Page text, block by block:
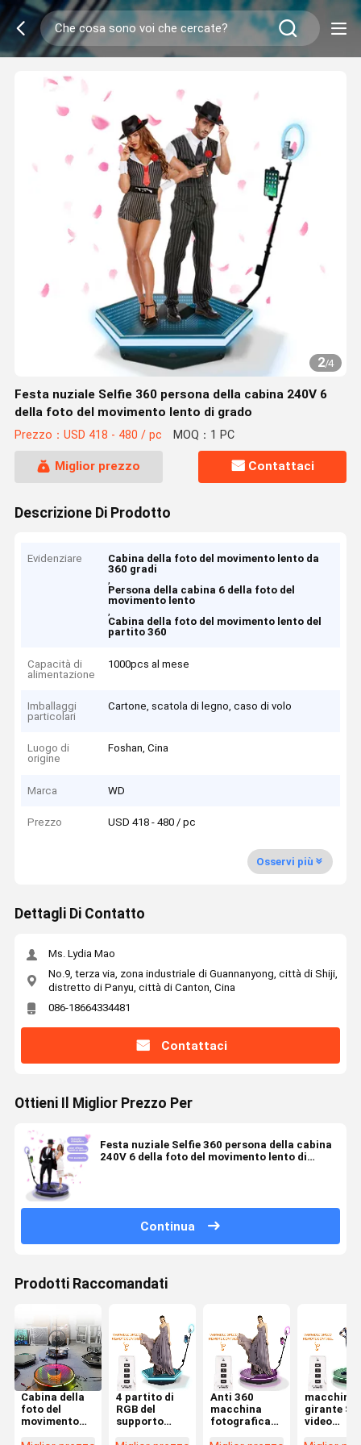
2/4
Festa nuziale Selfie 360 persona della cabina 240V 6
della foto del movimento lento di grado
Prezzo：USD 418 - 480 / pc MOQ：1 PC
Miglior prezzo Contattaci
Descrizione Di Prodotto
Evidenziare
Cabina della foto del movimento lento da
360 gradi
,
Persona della cabina 6 della foto del
movimento lento
,
Cabina della foto del movimento lento del
partito 360
Capacità di
alimentazione
1000pcs al mese
Imballaggi
particolari
Cartone, scatola di legno, caso di volo
Luogo di
origine
Foshan, Cina
Marca WD
Prezzo USD 418 - 480 / pc
Osservi più
Dettagli Di Contatto
Ms. Lydia Mao
No.9, terza via, zona industriale di Guannanyong, città di Shiji,
distretto di Panyu, città di Canton, Cina
086-18664334481
Contattaci
Ottieni Il Miglior Prezzo Per
Festa nuziale Selfie 360 persona della cabina
240V 6 della foto del movimento lento di
Continua
Prodotti Raccomandati
Cabina della
foto del
movimento
4 partito di
RGB del
supporto
Anti 360
macchina
fotografica
macchina
girante
video